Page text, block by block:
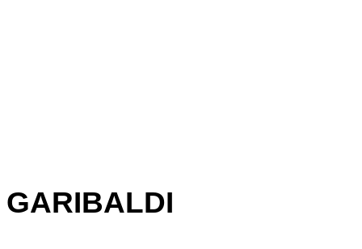
GARIBALDI